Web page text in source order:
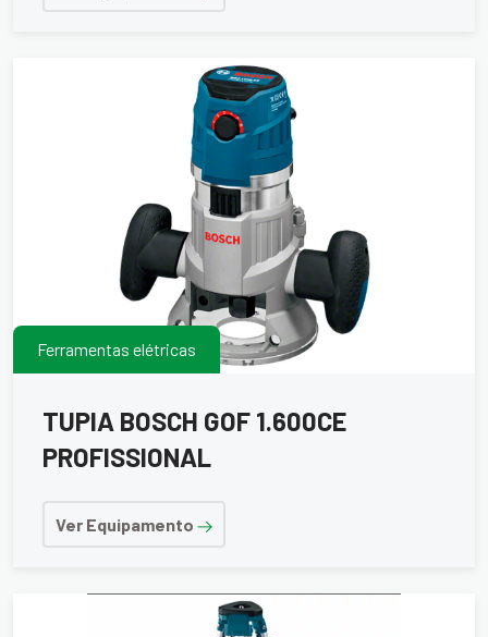
Ferramentas elétricas
TUPIA BOSCH GOF 1.600CE
PROFISSIONAL
Ver Equipamento